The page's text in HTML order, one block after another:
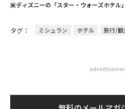
米ディズニーの「スター・ウォーズホテル
タグ： ミシュラン ホテル 旅行/観